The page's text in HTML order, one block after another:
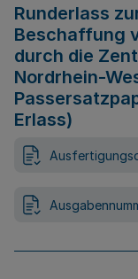
Runderlass
Beschaffung
durch die
Nordrhein-
Erlass)